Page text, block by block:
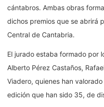
cántabros. Ambas obras
dichos premios que se abrirá
Central de Cantabria.
El jurado estaba formado por
Alberto Pérez Castaños,
Viadero, quienes han
edición que han sido 35, de